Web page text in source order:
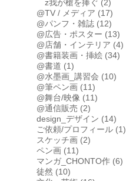
z我が槍を捧ぐ (2)
@TV / メディア (17)
@パンフ・雑誌 (12)
@広告・ポスター (13)
@店舗・インテリア (4)
@書籍装画・挿絵 (34)
@書道 (1)
@水墨画_講習会 (10)
@筆ペン画 (11)
@舞台/映像 (11)
@通信販売 (2)
design_デザイン (14)
ご依頼/プロフィール (1)
スケッチ画 (2)
ペン画 (11)
マンガ_CHONTO作 (6)
徒然 (10)